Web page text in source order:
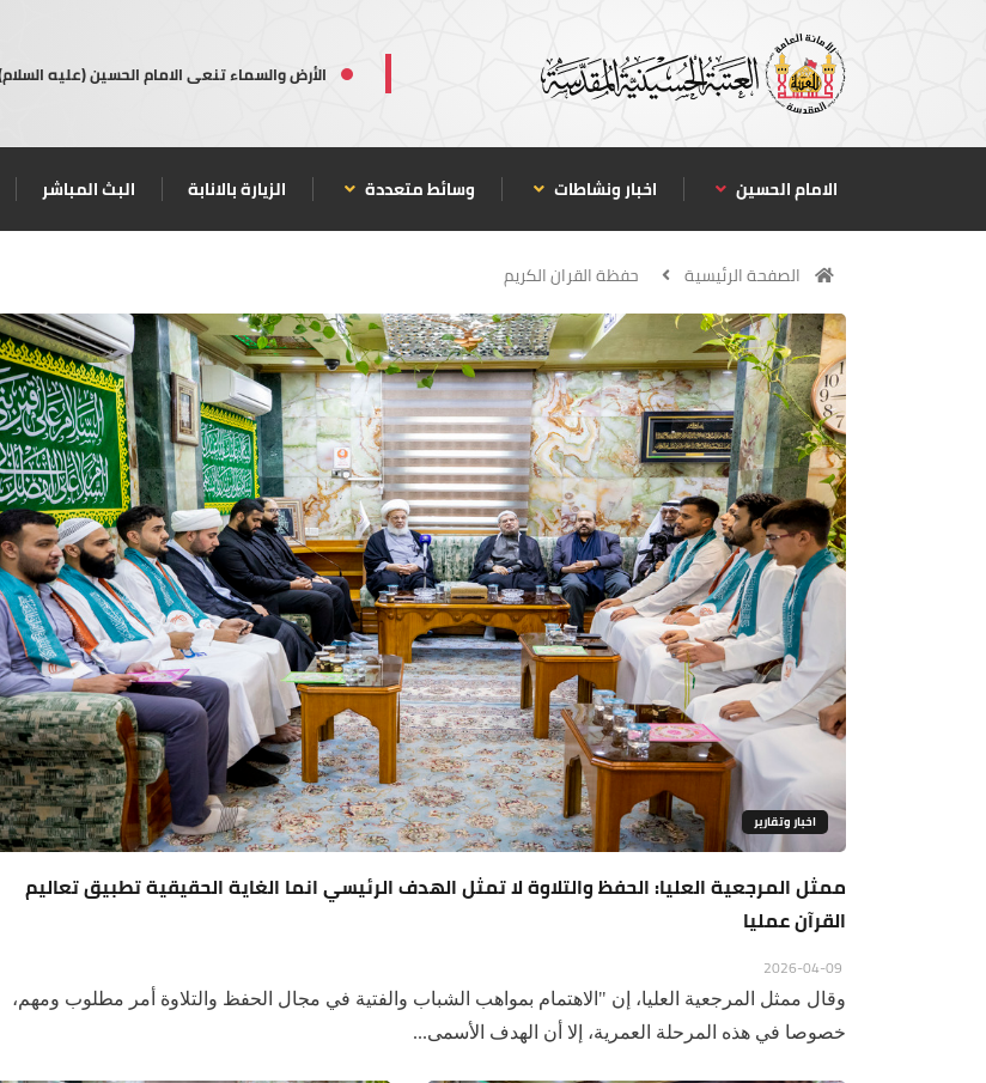
الأرض والسماء تنعى الامام الحسين (عليه
الامام الحسين اخبار ونشاطات وسائط متعددة الزيارة بالانابة البث المباشر
الصفحة الرئيسية حفظة القران الكريم
اخبار وتقارير
ممثل المرجعية العليا: الحفظ والتلاوة لا تمثل الهدف الرئيسي انما الغاية الحقيقية تطبيق تعاليم
القرآن عمليا
وقال ممثل المرجعية العليا، إن "الاهتمام بمواهب الشباب والفتية في مجال الحفظ والتلاوة أمر مطلوب ومهم،
خصوصا في هذه المرحلة العمرية، إلا أن الهدف الأسمى...